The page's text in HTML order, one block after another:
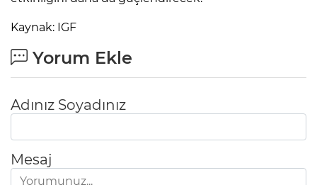
Kaynak: IGF
Yorum Ekle
Adınız Soyadınız
Mesaj